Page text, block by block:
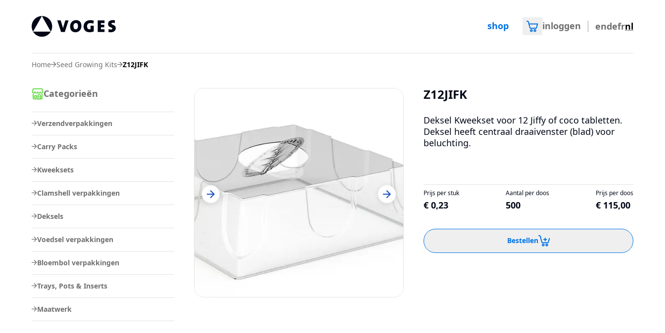
shop inloggen endefrnl
Home Seed Growing Kits Z12JIFK
Categorieën
Verzendverpakkingen
Carry Packs
Kweeksets
Clamshell verpakkingen
Deksels
Voedsel verpakkingen
Bloembol verpakkingen
Trays, Pots & Inserts
Maatwerk
Z12JIFK
Deksel Kweekset voor 12 Jiffy of coco tabletten.
Deksel heeft centraal draaivenster (blad) voor
beluchting.
Prijs per stuk
€ 0,23
Aantal per doos
500
Prijs per doos
€ 115,00
Bestellen